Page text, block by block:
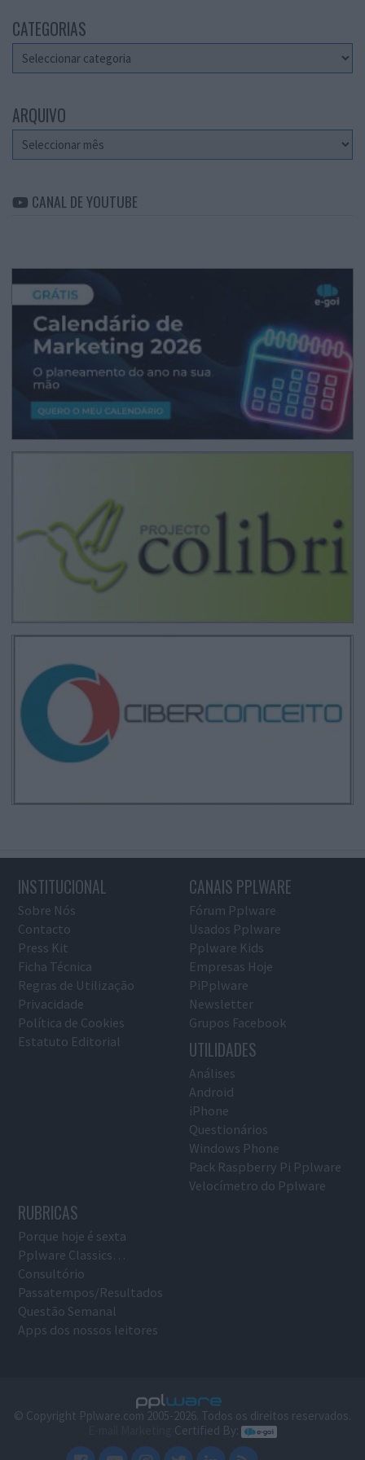
CATEGORIAS
Categorias
ARQUIVO
Arquivo
CANAL DE YOUTUBE
INSTITUCIONAL
Sobre Nós
Contacto
Press Kit
Ficha Técnica
Regras de Utilização
Privacidade
Política de Cookies
Estatuto Editorial
CANAIS PPLWARE
Fórum Pplware
Usados Pplware
Pplware Kids
Empresas Hoje
PiPplware
Newsletter
Grupos Facebook
UTILIDADES
Análises
Android
iPhone
Questionários
Windows Phone
Pack Raspberry Pi Pplware
Velocímetro do Pplware
RUBRICAS
Porque hoje é sexta
Pplware Classics…
Consultório
Passatempos/Resultados
Questão Semanal
Apps dos nossos leitores
© Copyright Pplware.com 2005-2026. Todos os direitos reservados.
Certified By: